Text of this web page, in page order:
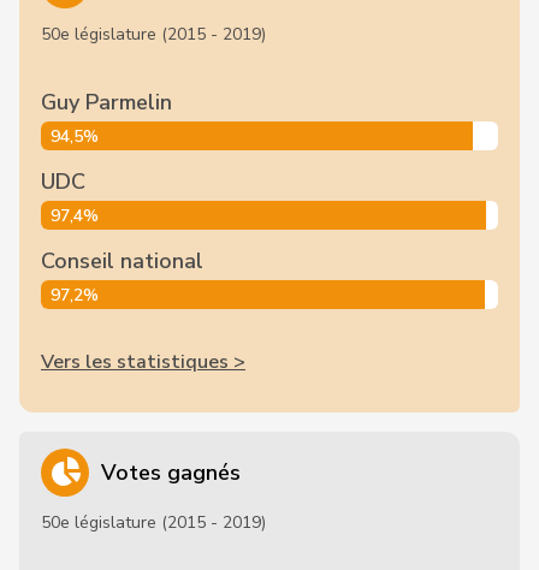
50e législature (2015 - 2019)
Guy Parmelin
94,5%
UDC
97,4%
Conseil national
97,2%
Vers les statistiques >
Votes gagnés
50e législature (2015 - 2019)